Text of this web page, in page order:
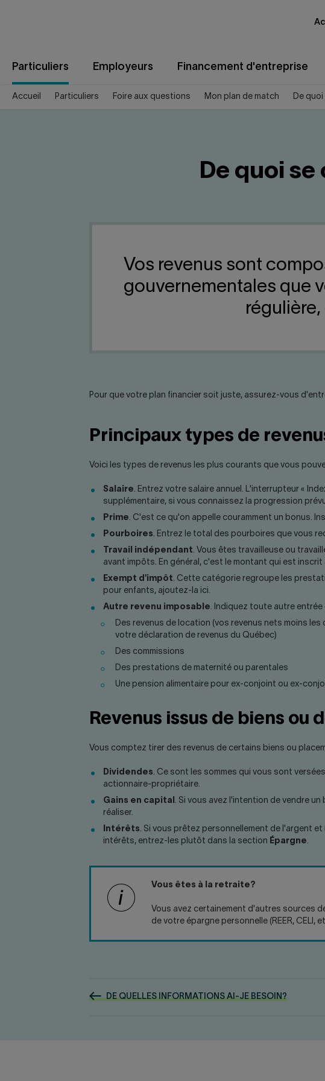
Particuliers Employeurs Financement d'entreprise
Accueil Particuliers Foire aux questions Mon plan de match De
De quoi
Vos revenus sont
gouvernementales que
Pour que votre plan financier soit juste, assurez-vous
Principaux types de
Voici les types de revenus les plus courants que vous
Salaire. Entrez votre salaire annuel. L'interrupteur «
supplémentaire, si vous connaissez la progression
Prime. C'est ce qu'on appelle couramment un bonus.
Pourboires. Entrez le total des pourboires que vous
Travail indépendant. Vous êtes travailleuse ou
avant impôts. En général, c'est le montant qui est
Exempt d'impôt. Cette catégorie regroupe les
pour enfants, ajoutez-la ici.
Autre revenu imposable. Indiquez toute autre entrée
Des revenus de location (vos revenus nets moins
votre déclaration de revenus du Québec)
Des commissions
Des prestations de maternité ou parentales
Une pension alimentaire pour ex-conjoint ou ex-
Revenus issus de biens ou
Vous comptez tirer des revenus de certains biens ou
Dividendes. Ce sont les sommes qui vous sont
actionnaire-propriétaire.
Gains en capital . Si vous avez l'intention de vendre
réaliser.
Intérêts. Si vous prêtez personnellement de l'argent
intérêts, entrez-les plutôt dans la section Épargne.
Vous êtes à la retraite?
Vous avez certainement d'autres sources
de votre épargne personnelle (REER, CELI,
DE QUELLES INFORMATIONS AI-JE BESOIN?